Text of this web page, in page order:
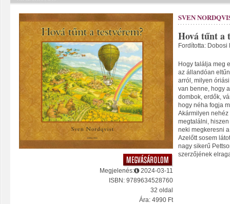
Megjelenés:
2024-03-11
ISBN: 9789634528760
32 oldal
Ára: 4990 Ft
SVEN
Hová tűnt a
Fordította: Dobosi
Hogy találja meg
az állandóan
arról, milyen
van benne, hogy
dombok, erdők,
hogy néha fogja
Akármilyen
megtalálni,
neki megkeresni
Azelőtt sosem
nagy sikerű
szerzőjének